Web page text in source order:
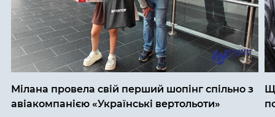
Мілана провела свій перший шопінг спільно з
авіакомпанією «Українські вертольоти»